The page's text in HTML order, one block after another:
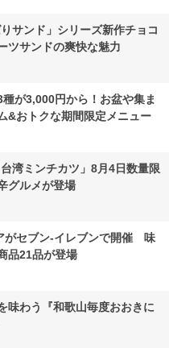
サンド」シリーズ新作チョコ
ツサンドの爽快な魅力
が3,000円から！お盆や集ま
&おトクな期間限定メニュー
湾ミンチカツ」8月4日数量限
グルメが登場
がセブン-イレブンで開催 味
品21品が登場
味わう『和歌山毎度おおきに